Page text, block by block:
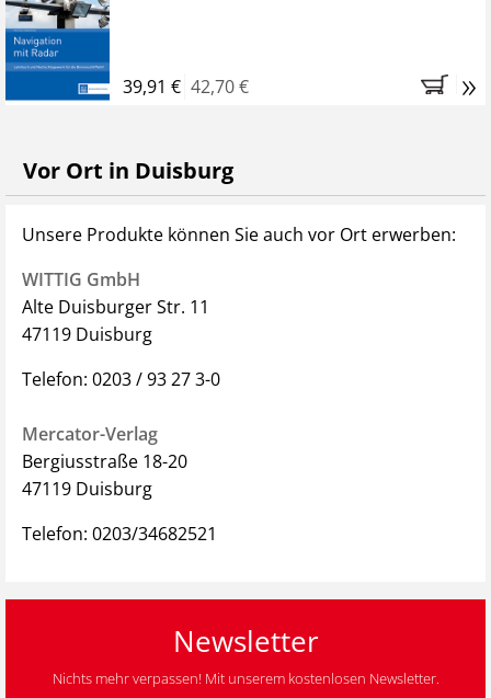
39,91 € 42,70 € »
Vor Ort in Duisburg
Unsere Produkte können Sie auch vor Ort erwerben:
WITTIG GmbH
Alte Duisburger Str. 11
47119 Duisburg
Telefon: 0203 / 93 27 3-0
Mercator-Verlag
Bergiusstraße 18-20
47119 Duisburg
Telefon: 0203/34682521
Newsletter
Nichts mehr verpassen! Mit unserem kostenlosen Newsletter.